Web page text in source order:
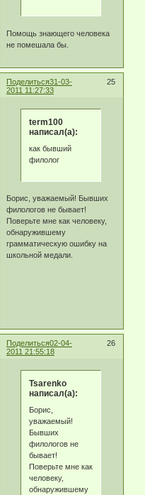
Помощь знающего человека
не помешала бы.
Поделиться 25
31-03-
2011 11:27:33
term100
написал(а):
как бывший
филолог
Борис, уважаемый! Бывших
филологов не бывает!
Поверьте мне как человеку,
обнаружившему
грамматическую ошибку на
школьной медали.
Поделиться 26
02-04-
2011 21:55:18
Tsarenko
написал(а):
Борис,
уважаемый!
Бывших
филологов не
бывает!
Поверьте мне как
человеку,
обнаружившему